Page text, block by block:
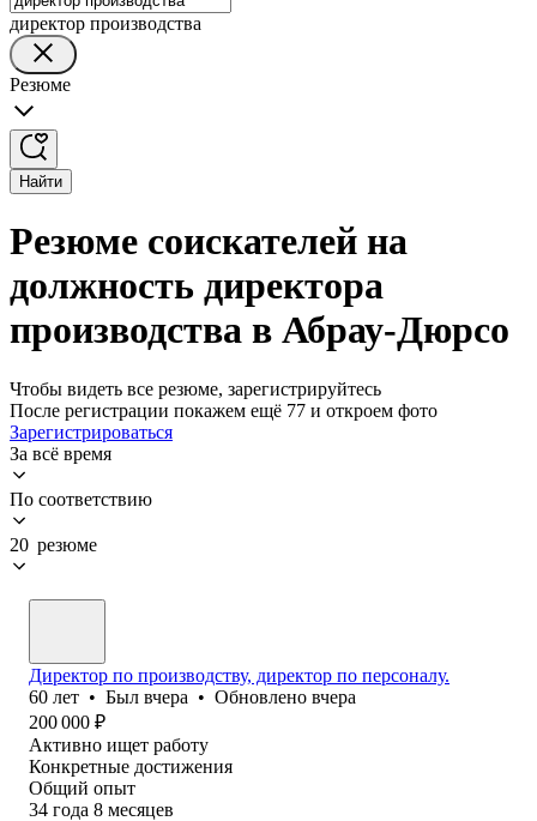
директор производства
Резюме
Найти
Резюме соискателей на
должность директора
производства в Абрау-Дюрсо
Чтобы видеть все резюме, зарегистрируйтесь
После регистрации покажем ещё 77 и откроем фото
Зарегистрироваться
За всё время
По соответствию
20 резюме
Директор по производству, директор по персоналу.
60 лет • Был вчера • Обновлено вчера
200 000 ₽
Активно ищет работу
Конкретные достижения
Общий опыт
34 года 8 месяцев